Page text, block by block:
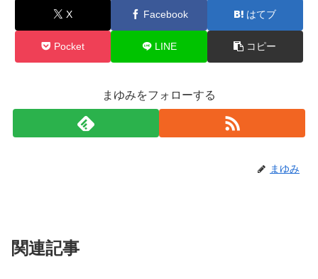
X Facebook はてブ
Pocket LINE コピー
まゆみをフォローする
まゆみ
関連記事